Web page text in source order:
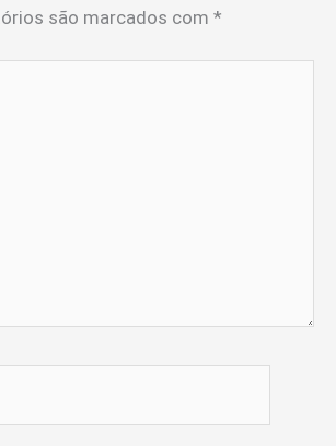
são marcados com *